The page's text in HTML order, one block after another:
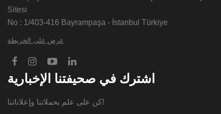
Sitesi
No : 1/403-416 Bayrampaşa - İstanbul Türkiye
عرض على الخريطة
اشترك في صحيفتنا الإخبارية
كن على علم بحملاتنا وإعلاناتنا!